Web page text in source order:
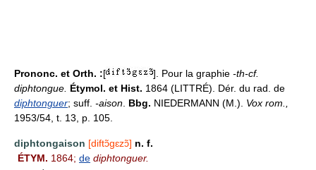
Prononc. et Orth. :[ ]. Pour la graphie -th-cf.
diphtongue. Étymol. et Hist. 1864 (LITTRÉ). Dér. du rad. de
diphtonguer; suff. -aison Bbg. NIEDERMANN (M.). Vox rom.,
1953/54, t. 13, p. 105.
diphtongaison [diftɔ̃gɛzɔ̃] n. f.
ÉTYM. 1864; de diphtonguer.